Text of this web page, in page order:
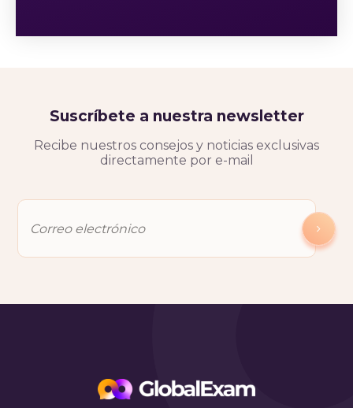
Suscríbete a nuestra newsletter
Recibe nuestros consejos y noticias exclusivas
directamente por e-mail